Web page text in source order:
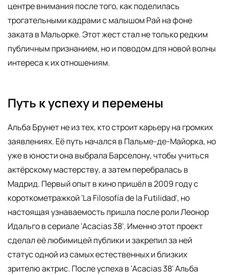
центре внимания после того, как поделилась
трогательными кадрами с малышом Рай на фоне
заката в Мальорке. Этот жест стал не только редким
публичным признанием, но и поводом для новой волны
интереса к их отношениям.
Путь к успеху и перемены
Альба Брунет не из тех, кто строит карьеру на громких
заявлениях. Её путь начался в Пальме-де-Майорка, но
уже в юности она выбрала Барселону, чтобы учиться
актёрскому мастерству, а затем перебралась в
Мадрид. Первый опыт в кино пришёл в 2009 году с
короткометражкой 'La Filosofía de la Futilidad', но
настоящая узнаваемость пришла после роли Леонор
Идальго в сериале 'Acacias 38'. Именно этот проект
сделал её любимицей публики и закрепил за ней
статус одной из самых естественных и близких
зрителю актрис. После успеха в 'Acacias 38' Альба